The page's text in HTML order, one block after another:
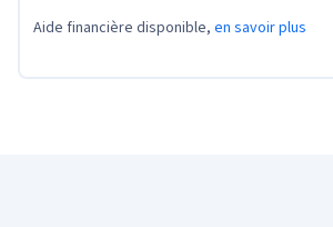
Aide financière disponible, en savoir plus